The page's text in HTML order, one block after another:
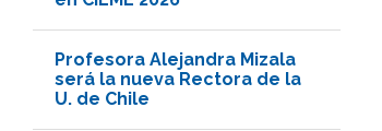
Profesora Alejandra Mizala
será la nueva Rectora de la
U. de Chile